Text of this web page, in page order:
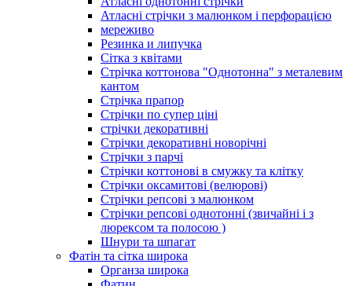
Атласні стрічки з малюнком і перфорацією
мереживо
Резинка и липучка
Сітка з квітами
Стрічка коттонова "Однотонна" з металевим
кантом
Стрічка прапор
Стрічки по супер ціні
стрічки декоративні
Стрічки декоративні новорічні
Стрічки з парчі
Стрічки коттонові в смужку та клітку
Стрічки оксамитові (велюрові)
Стрічки репсові з малюнком
Стрічки репсові однотонні (звичайні і з
люрексом та полосою )
Шнури та шпагат
Фатін та сітка широка
Органза широка